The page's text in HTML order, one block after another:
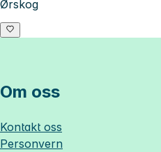
Ørskog
Om oss
Kontakt oss
Personvern